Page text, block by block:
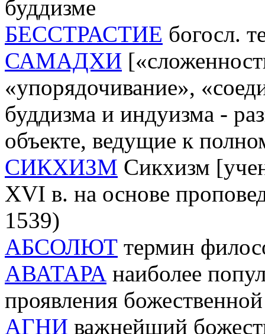
буддизме
БЕССТРАСТИЕ богосл.
САМАДХИ
«упорядочивание»,
буддизма и индуизма -
объекте, ведущие к
СИКХИЗМ Сикхизм
XVI в. на основе
1539)
АБСОЛЮТ термин
AВАТАРА наиболее
проявления
АГНИ важнейший